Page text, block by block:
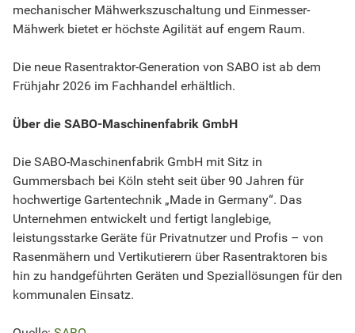
mechanischer Mähwerkszuschaltung und Einmesser-
Mähwerk bietet er höchste Agilität auf engem Raum.
Die neue Rasentraktor-Generation von SABO ist ab dem
Frühjahr 2026 im Fachhandel erhältlich.
Über die SABO-Maschinenfabrik GmbH
Die SABO-Maschinenfabrik GmbH mit Sitz in
Gummersbach bei Köln steht seit über 90 Jahren für
hochwertige Gartentechnik „Made in Germany“. Das
Unternehmen entwickelt und fertigt langlebige,
leistungsstarke Geräte für Privatnutzer und Profis – von
Rasenmähern und Vertikutierern über Rasentraktoren bis
hin zu handgeführten Geräten und Speziallösungen für den
kommunalen Einsatz.